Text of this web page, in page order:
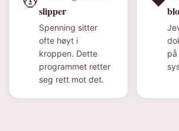
slipper
Spenning sitter
ofte høyt i
kroppen. Dette
programmet retter
seg rett mot det.